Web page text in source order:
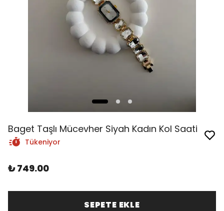
Baget Taşlı Mücevher Siyah Kadın Kol Saati
Tükeniyor
₺ 749.00
SEPETE EKLE